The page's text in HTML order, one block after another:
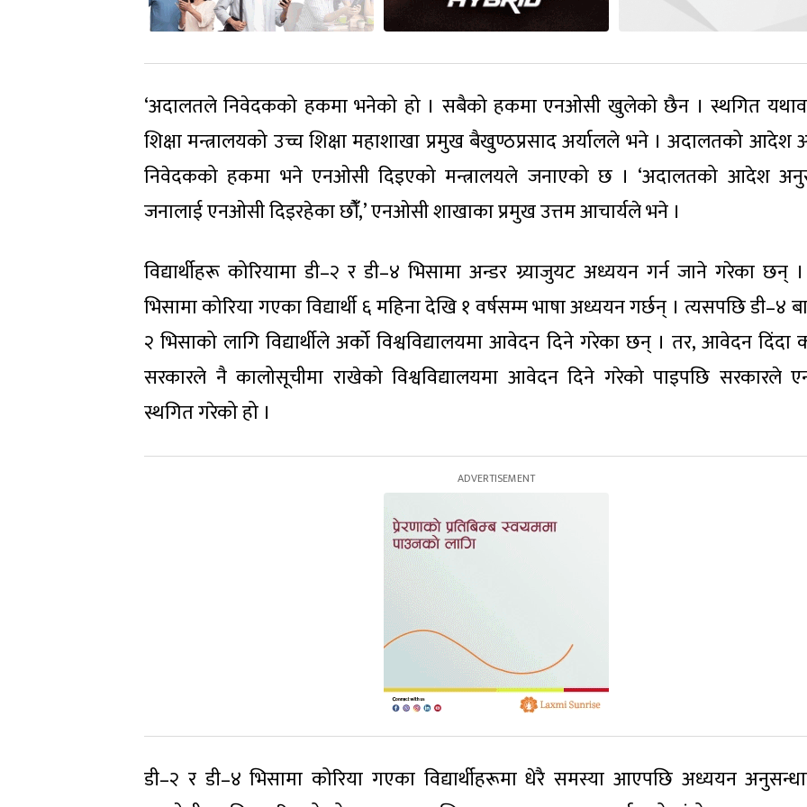
‘अदालतले निवेदकको हकमा भनेको हो । सबैको हकमा एनओसी खुलेको छैन । स्थगित
शिक्षा मन्त्रालयको उच्च शिक्षा महाशाखा प्रमुख बैखुण्ठप्रसाद अर्यालले भने । अदालतको आदेश
निवेदकको हकमा भने एनओसी दिइएको मन्त्रालयले जनाएको छ । ‘अदालतको आदेश
जनालाई एनओसी दिइरहेका छौंँ,’ एनओसी शाखाका प्रमुख उत्तम आचार्यले भने ।
विद्यार्थीहरू कोरियामा डी–२ र डी–४ भिसामा अन्डर ग्र्याजुयट अध्ययन गर्न जाने गरेका छन्
भिसामा कोरिया गएका विद्यार्थी ६ महिना देखि १ वर्षसम्म भाषा अध्ययन गर्छन् । त्यसपछि डी–४
२ भिसाको लागि विद्यार्थीले अर्को विश्वविद्यालयमा आवेदन दिने गरेका छन् । तर, आवेदन दिंदा
सरकारले नै कालोसूचीमा राखेको विश्वविद्यालयमा आवेदन दिने गरेको पाइपछि सरकारले
स्थगित गरेको हो ।
डी–२ र डी–४ भिसामा कोरिया गएका विद्यार्थीहरूमा धेरै समस्या आएपछि अध्ययन